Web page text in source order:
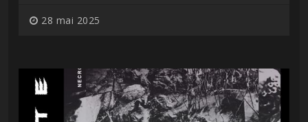
28 mai 2025